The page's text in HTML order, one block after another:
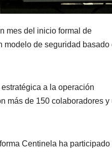
mes del inicio formal de
modelo de seguridad basado
a la operación
más de 150 colaboradores y
Centinela ha participado